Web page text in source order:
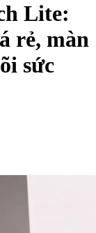
Lite:
rẻ, màn
sức